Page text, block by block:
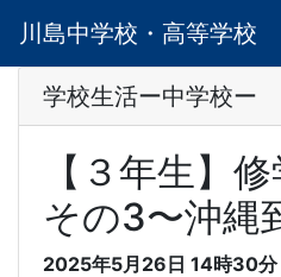
川島中学校・高等学校
学校生活ー中学校ー
【３年生】
その3〜沖縄
2025年5月26日 14時30分